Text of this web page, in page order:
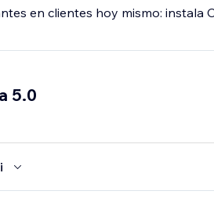
en clientes hoy mismo: instala
5.0